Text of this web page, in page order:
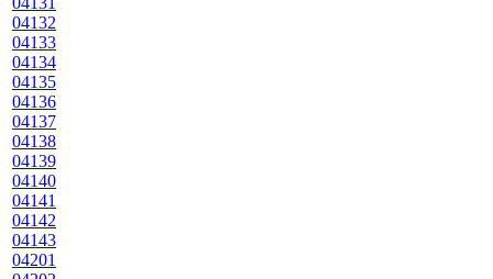
04132
04133
04134
04135
04136
04137
04138
04139
04140
04141
04142
04143
04201